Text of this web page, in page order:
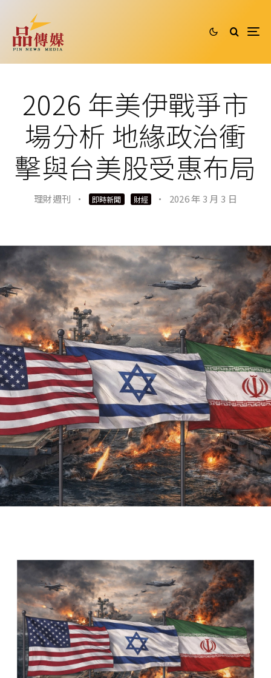
2026 年美伊戰爭市
場分析 地緣政治衝
擊與台美股受惠布局
理財週刊 · 即時新聞 財經 · 2026 年 3 月 3 日